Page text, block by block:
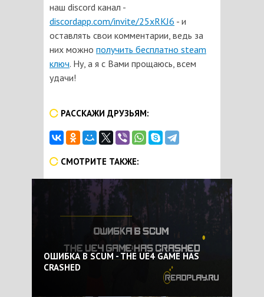
наш discord канал -
discordapp.com/invite/25xRKJ6 - и
оставлять свои комментарии, ведь за
них можно получить бесплатно steam
ключ. Ну, а я с Вами прощаюсь, всем
удачи!
РАССКАЖИ ДРУЗЬЯМ:
СМОТРИТЕ ТАКЖЕ:
ОШИБКА В SCUM - THE UE4 GAME HAS
CRASHED